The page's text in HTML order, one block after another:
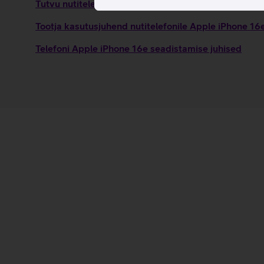
Tutvu nutitelefoni Apple iPhone 16e omaduste ja
Tootja kasutusjuhend nutitelefonile Apple iPhone
Telefoni Apple iPhone 16e seadistamise juhised